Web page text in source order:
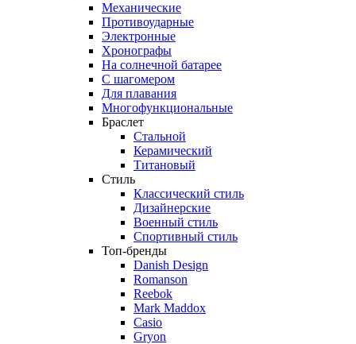
Механические
Противоударные
Электронные
Хронографы
На солнечной батарее
С шагомером
Для плавания
Многофункциональные
Браслет
Стальной
Керамический
Титановый
Стиль
Классический стиль
Дизайнерские
Военный стиль
Спортивный стиль
Топ-бренды
Danish Design
Romanson
Reebok
Mark Maddox
Casio
Gryon